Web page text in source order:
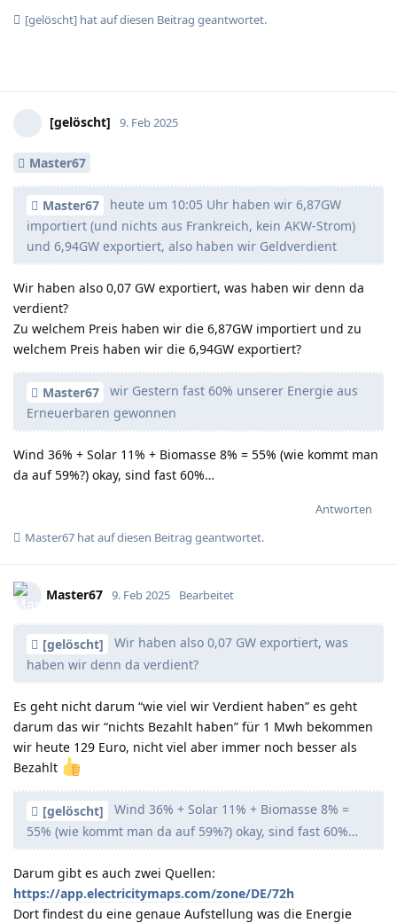
[gelöscht] hatauf diesen Beitrag geantwortet.
[gelöscht] 9. Feb 2025
Master67
Master67
heute um 10:05 Uhr haben wir 6,87GW
importiert (und nichts aus Frankreich, kein AKW-Strom)
und 6,94GW exportiert, also haben wir Geldverdient
Wir haben also 0,07 GW exportiert, was haben wir denn da
verdient?
Zu welchem Preis haben wir die 6,87GW importiert und zu
welchem Preis haben wir die 6,94GW exportiert?
Master67
wir Gestern fast 60% unserer Energie aus
Erneuerbaren gewonnen
Wind 36% + Solar 11% + Biomasse 8% = 55% (wie kommt man
da auf 59%?) okay, sind fast 60%…
Antworten
Master67 hatauf diesen Beitrag geantwortet.
Master67 9. Feb 2025 Bearbeitet
[gelöscht]
Wir haben also 0,07 GW exportiert, was
haben wir denn da verdient?
Es geht nicht darum “wie viel wir Verdient haben” es geht
darum das wir “nichts Bezahlt haben” für 1 Mwh bekommen
wir heute 129 Euro, nicht viel aber immer noch besser als
Bezahlt
[gelöscht]
Wind 36% + Solar 11% + Biomasse 8% =
55% (wie kommt man da auf 59%?) okay, sind fast 60%…
Darum gibt es auch zwei Quellen:
https://app.electricitymaps.com/zone/DE/72h
Dort findest du eine genaue Aufstellung was die Energie